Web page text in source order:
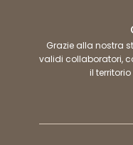
Grazie alla nostra
validi collaboratori,
il